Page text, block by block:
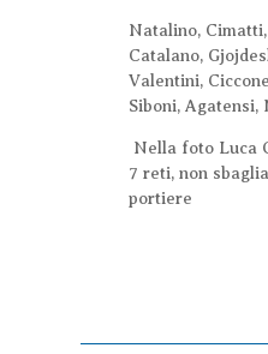
Natalino,
Catalano,
Valentini,
Siboni, Agatensi,
Nella foto Luca
7 reti, non
portiere